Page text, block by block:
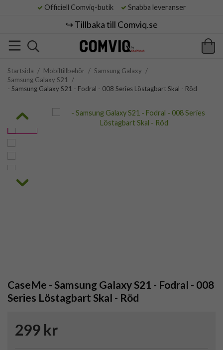
Officiell Comviq-butik Snabba leveranser
↪️ Tillbaka till Comviq.se
Startsida / Mobiltillbehör / Samsung Galaxy /
Samsung Galaxy S21
/
- Samsung Galaxy S21 - Fodral - 008 Series Löstagbart Skal - Röd
CaseMe - Samsung Galaxy S21 - Fodral - 008
Series Löstagbart Skal - Röd
299 kr